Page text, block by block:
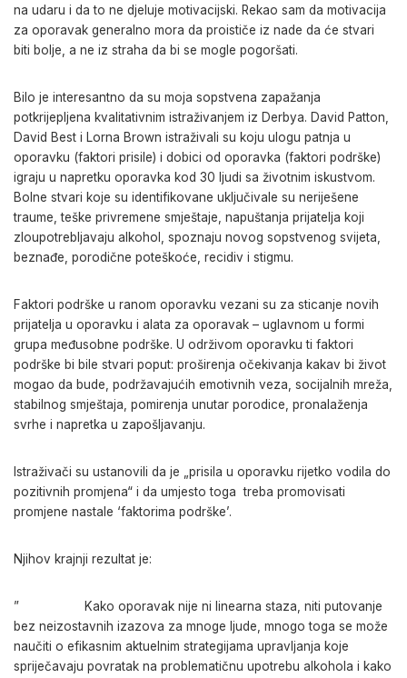
na udaru i da to ne djeluje motivacijski. Rekao sam da motivacija
za oporavak generalno mora da proističe iz nade da će stvari
biti bolje, a ne iz straha da bi se mogle pogoršati.
Bilo je interesantno da su moja sopstvena zapažanja
potkrijepljena kvalitativnim istraživanjem iz Derbya. David Patton,
David Best i Lorna Brown istraživali su koju ulogu patnja u
oporavku (faktori prisile) i dobici od oporavka (faktori podrške)
igraju u napretku oporavka kod 30 ljudi sa životnim iskustvom.
Bolne stvari koje su identifikovane uključivale su neriješene
traume, teške privremene smještaje, napuštanja prijatelja koji
zloupotrebljavaju alkohol, spoznaju novog sopstvenog svijeta,
beznađe, porodične poteškoće, recidiv i stigmu.
Faktori podrške u ranom oporavku vezani su za sticanje novih
prijatelja u oporavku i alata za oporavak – uglavnom u formi
grupa međusobne podrške. U održivom oporavku ti faktori
podrške bi bile stvari poput: proširenja očekivanja kakav bi život
mogao da bude, podržavajućih emotivnih veza, socijalnih mreža,
stabilnog smještaja, pomirenja unutar porodice, pronalaženja
svrhe i napretka u zapošljavanju.
Istraživači su ustanovili da je „prisila u oporavku rijetko vodila do
pozitivnih promjena“ i da umjesto toga treba promovisati
promjene nastale ‘faktorima podrške’.
Njihov krajnji rezultat je:
” Kako oporavak nije ni linearna staza, niti putovanje
bez neizostavnih izazova za mnoge ljude, mnogo toga se može
naučiti o efikasnim aktuelnim strategijama upravljanja koje
spriječavaju povratak na problematičnu upotrebu alkohola i kako